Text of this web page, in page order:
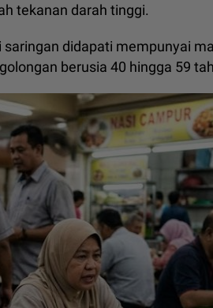
tekanan darah tinggi.
didapati mempunyai
berusia 40 hingga 59